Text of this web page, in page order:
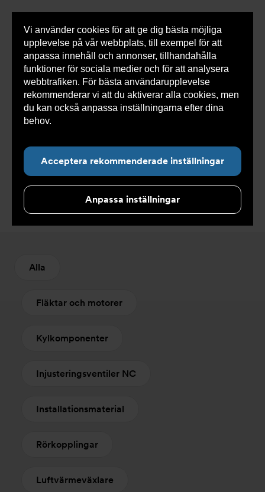
Vi använder cookies för att ge dig bästa möjliga
upplevelse på vår webbplats, till exempel för att
anpassa innehåll och annonser, tillhandahålla
funktioner för sociala medier och för att analysera
webbtrafiken. För bästa användarupplevelse
rekommenderar vi att du aktiverar alla cookies, men
du kan också anpassa inställningarna efter dina
behov.
Acceptera rekommenderade inställningar
Anpassa inställningar
0 varorSnabborder
Du
här:
Armatec > Produkter > Kyla > Slang >
Tillbehör
slang
Tillbehör slang
Alla
Fläktar och motorer
Kylkomponenter
Injusteringsventiler NC
Installationsmaterial
Rörkopplingar
Luftvärmeväxlare